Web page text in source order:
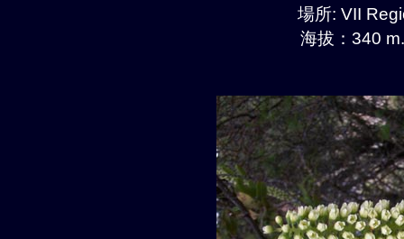
場所: VII
海拔：340